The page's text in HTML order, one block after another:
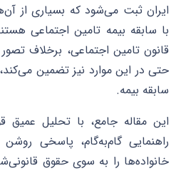
ایران ثبت می‌شود که بسیاری از
با سابقه بیمه تامین اجتماعی
قانون تامین اجتماعی، برخلاف
حتی در این موارد نیز تضمین
سابقه بیمه.
این مقاله جامع، با تحلیل عمیق
راهنمایی گام‌به‌گام، پاسخی
خانواده‌ها را به سوی حقوق